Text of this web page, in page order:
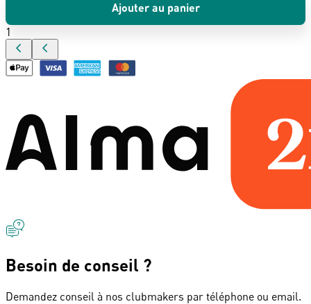
Ajouter au panier
1
Besoin de conseil ?
Demandez conseil à nos clubmakers par téléphone ou email.